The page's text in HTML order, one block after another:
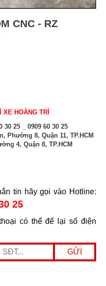
CNC - RZ
HOÀNG TRÍ
30 25 _ 0909 60 30 25
Phường 8, Quận 11, TP.HCM
4, Quận 8, TP.HCM
tin hãy gọi vào Hotline:
25
có thể để lại số điện